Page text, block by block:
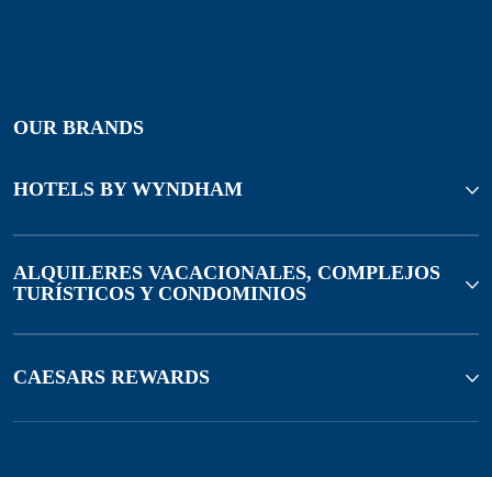
OUR BRANDS
HOTELS BY WYNDHAM
ALQUILERES VACACIONALES, COMPLEJOS
TURÍSTICOS Y CONDOMINIOS
CAESARS REWARDS